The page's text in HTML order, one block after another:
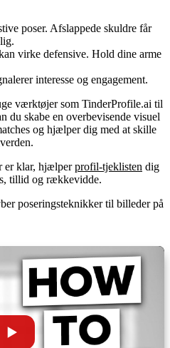
poser. Afslappede skuldre får
virke defensive. Hold dine arme
interesse og engagement.
værktøjer som TinderProfile.ai til
du skabe en overbevisende visuel
og hjælper dig med at skille
er klar, hjælperprofil-tjeklisten dig
tillid og rækkevidde.
poseringsteknikker til billeder på